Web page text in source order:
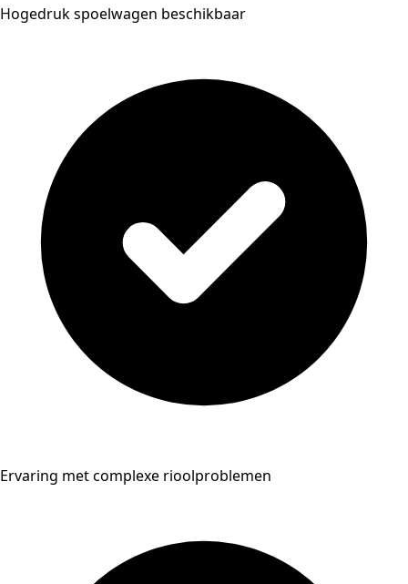
Hogedruk spoelwagen beschikbaar
Ervaring met complexe rioolproblemen